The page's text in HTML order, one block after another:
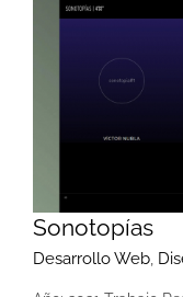
Sonotopías
Desarrollo Web,